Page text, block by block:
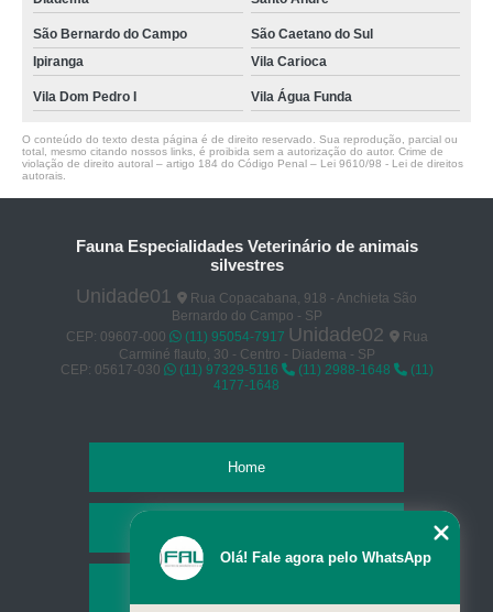
São Bernardo do Campo
São Caetano do Sul
Ipiranga
Vila Carioca
Vila Dom Pedro I Vila Água Funda
O conteúdo do texto desta página é de direito reservado. Sua reprodução, parcial ou
total, mesmo citando nossos links, é proibida sem a autorização do autor. Crime de
violação de direito autoral – artigo 184 do Código Penal – Lei 9610/98 - Lei de direitos
autorais
Fauna Especialidades Veterinário de animais
silvestres
Unidade01
Rua Copacabana, 918 - Anchieta São
Bernardo do Campo - SP
CEP: 09607-000
(11) 95054-7917 Unidade02
Rua
Carminé flauto, 30 - Centro - Diadema - SP
CEP: 05617-030
(11) 97329-5116 (11) 2988-1648
(11)
4177-1648
Home
Olá! Fale agora pelo WhatsApp